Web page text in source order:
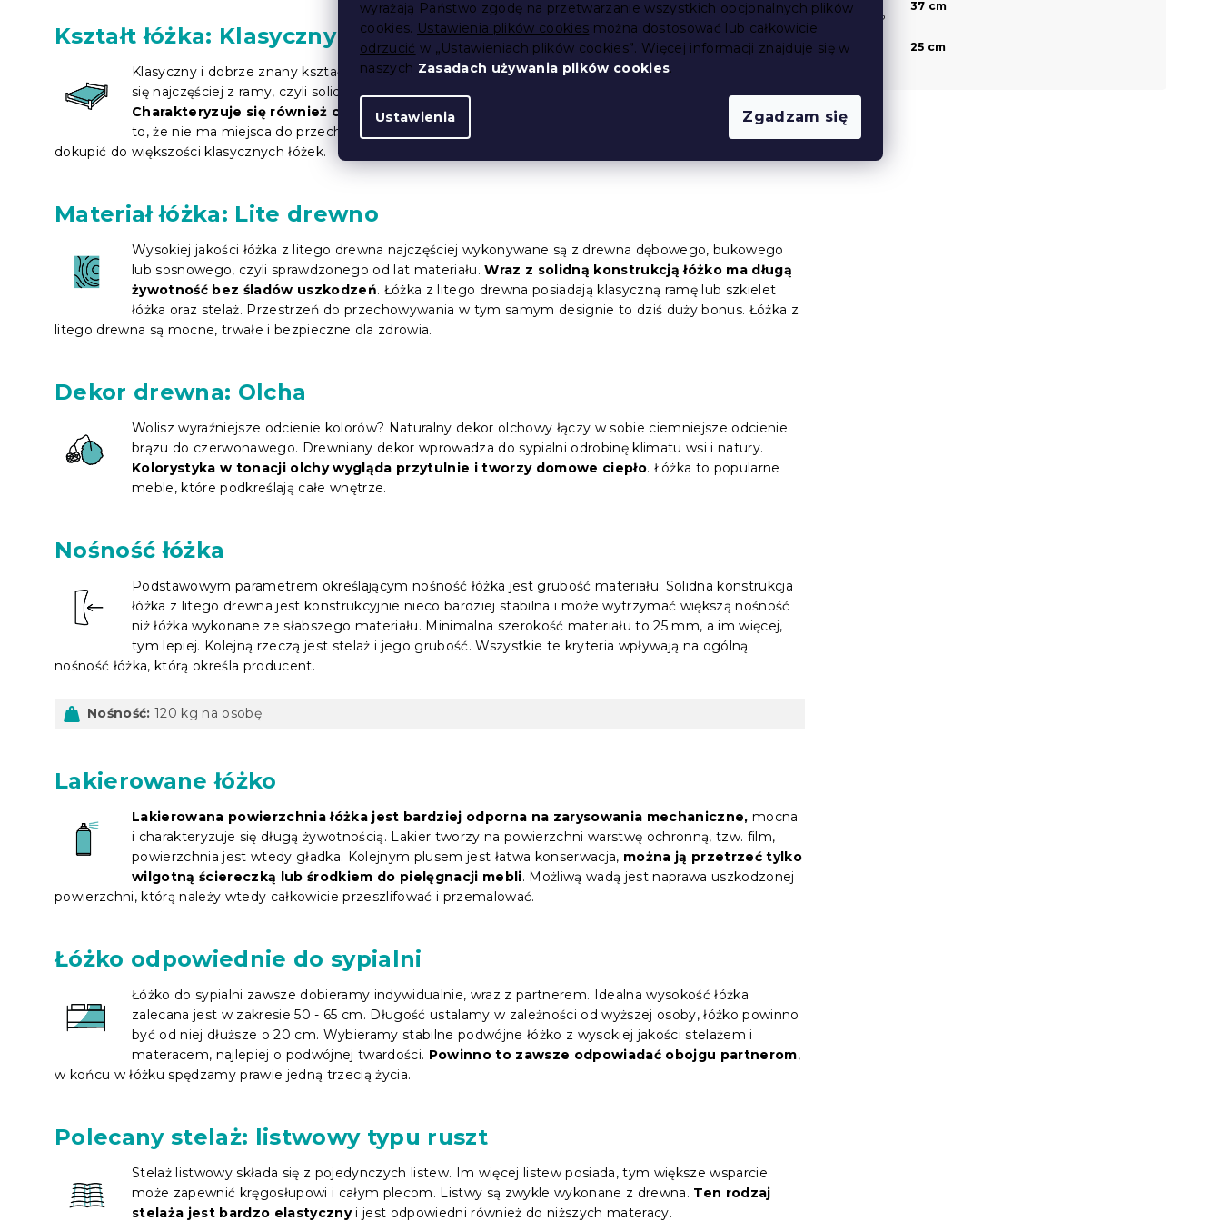
wyrażają Państwo zgodę na przetwarzanie wszystkich opcjonalnych plików
cookies. Ustawienia plików cookies można dostosować lub całkowicie
odrzucić w „Ustawieniach plików cookies”. Więcej informacji znajduje się w
naszych Zasadach używania plików cookies.
Ustawienia Zgadzam się
Kształt łóżka: Klasyczny
Klasyczny i dobrze znany kształt łóżka stoi pewnie i stabilnie na podłodze. Łóżka klasyczne składają
się najczęściej z ramy, czyli solidnego korpusu oraz stelaża, na którym kładzie się materac.
Charakteryzuje się również ciekawym designem i różnorodną kolorystyką
. Minusem może być
to, że nie ma miejsca do przechowywania. Ale tym się nie martw. Wysuwany pojemnik można
dokupić do większości klasycznych łóżek.
Materiał łóżka: Lite drewno
Wysokiej jakości łóżka z litego drewna najczęściej wykonywane są z drewna dębowego, bukowego
lub sosnowego, czyli sprawdzonego od lat materiału.Wraz z solidną konstrukcją łóżko ma długą
żywotność bez śladów uszkodzeń. Łóżka z litego drewna posiadają klasyczną ramę lub szkielet
łóżka oraz stelaż. Przestrzeń do przechowywania w tym samym designie to dziś duży bonus. Łóżka z
litego drewna są mocne, trwałe i bezpieczne dla zdrowia.
Dekor drewna: Olcha
Wolisz wyraźniejsze odcienie kolorów? Naturalny dekor olchowy łączy w sobie ciemniejsze odcienie
brązu do czerwonawego. Drewniany dekor wprowadza do sypialni odrobinę klimatu wsi i natury.
Kolorystyka w tonacji olchy wygląda przytulnie i tworzy domowe ciepło. Łóżka to popularne
meble, które podkreślają całe wnętrze.
Nośność łóżka
Podstawowym parametrem określającym nośność łóżka jest grubość materiału. Solidna konstrukcja
łóżka z litego drewna jest konstrukcyjnie nieco bardziej stabilna i może wytrzymać większą nośność
niż łóżka wykonane ze słabszego materiału. Minimalna szerokość materiału to 25 mm, a im więcej,
tym lepiej. Kolejną rzeczą jest stelaż i jego grubość. Wszystkie te kryteria wpływają na ogólną
nośność łóżka, którą określa producent.
Nośność: 120 kg na osobę
Lakierowane łóżko
Lakierowana powierzchnia łóżka jest bardziej odporna na zarysowania mechaniczne, mocna
i charakteryzuje się długą żywotnością. Lakier tworzy na powierzchni warstwę ochronną, tzw. film,
powierzchnia jest wtedy gładka. Kolejnym plusem jest łatwa konserwacja, można ją przetrzeć tylko
wilgotną ściereczką lub środkiem do pielęgnacji mebli. Możliwą wadą jest naprawa uszkodzonej
powierzchni, którą należy wtedy całkowicie przeszlifować i przemalować.
Łóżko odpowiednie do sypialni
Łóżko do sypialni zawsze dobieramy indywidualnie, wraz z partnerem. Idealna wysokość łóżka
zalecana jest w zakresie 50 - 65 cm. Długość ustalamy w zależności od wyższej osoby, łóżko powinno
być od niej dłuższe o 20 cm. Wybieramy stabilne podwójne łóżko z wysokiej jakości stelażem i
materacem, najlepiej o podwójnej twardości. Powinno to zawsze odpowiadać obojgu partnerom,
w końcu w łóżku spędzamy prawie jedną trzecią życia.
Polecany stelaż: listwowy typu ruszt
Stelaż listwowy składa się z pojedynczych listew. Im więcej listew posiada, tym większe wsparcie
może zapewnić kręgosłupowi i całym plecom. Listwy są zwykle wykonane z drewna. Ten rodzaj
stelaża jest bardzo elastycznyi jest odpowiedni również do niższych materacy.
czoła u stóp
37 cm
stelaża od
25 cm